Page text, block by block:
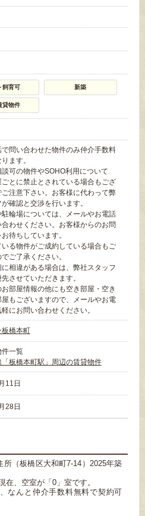
飼育可 新築
貸物件
問い合わせた物件のみ仲介手数料
ます。
可の物件やSOHO利用について
とに禁止とされている場合もござ
ご注意下さい。お客様に代わって弊
確認と交渉を行います。
輪場については、メールやお電話
合わせください。お客様からのお問
待ちしています。
る物件がご成約している場合もご
ご了承ください。
相違がある場合は、弊社スタッフ
させていただきます。
部屋情報の他にも空き部屋・空き
もございますので、メールやお電
にお問い合わせください。
板橋本町
件一覧
板橋本町駅」周辺の賃貸物件
11日
28日
所（板橋区大和町7-14）2025年築
在、空室が「0」室です。
なんと仲介手数料無料で契約可